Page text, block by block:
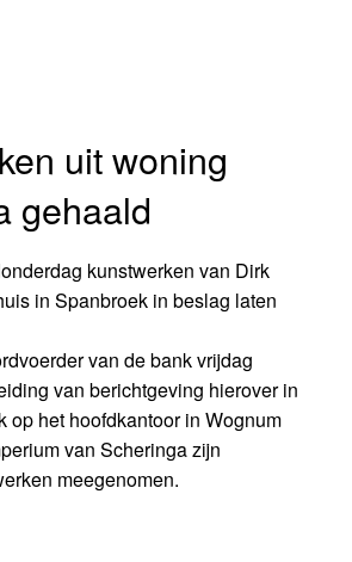
uit woning
gehaald
kunstwerken van Dirk
in Spanbroek in beslag laten
van de bank vrijdag
van berichtgeving hierover in
op het hoofdkantoor in Wognum
van Scheringa zijn
meegenomen.